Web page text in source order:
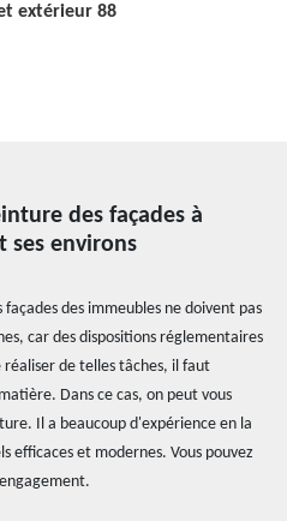
extérieur 88
des façades à
ses environs
des immeubles ne doivent pas
car des dispositions réglementaires
de telles tâches, il faut
Dans ce cas, on peut vous
Il a beaucoup d'expérience en la
efficaces et modernes. Vous pouvez